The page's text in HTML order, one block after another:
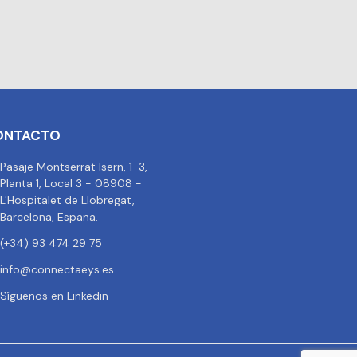
Pasaje Montserrat Isern, 1-3,
Planta 1, Local 3 - 08908 -
L'Hospitalet de Llobregat,
Barcelona, España.
(+34) 93 474 29 75
info@connectaeys.es
Síguenos en Linkedin